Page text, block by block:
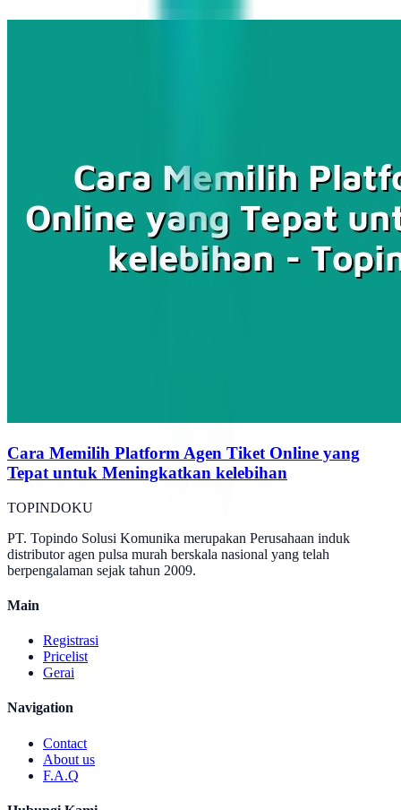
Cara Memilih Platform Agen Tiket Online yang
Tepat untuk Meningkatkan kelebihan
TOPINDOKU
PT. Topindo Solusi Komunika merupakan Perusahaan induk
distributor agen pulsa murah berskala nasional yang telah
berpengalaman sejak tahun 2009.
Main
Registrasi
Pricelist
Gerai
Navigation
Contact
About us
F.A.Q